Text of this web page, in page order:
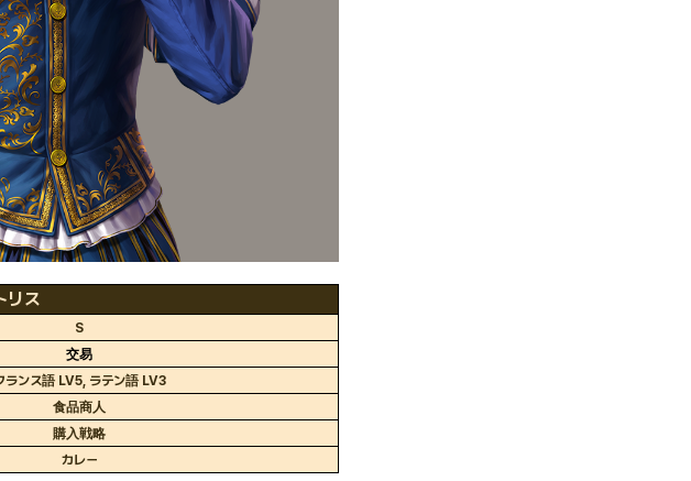
リス
S
交易
ランス語 LV5, ラテン語 LV3
食品商人
購入戦略
カレー